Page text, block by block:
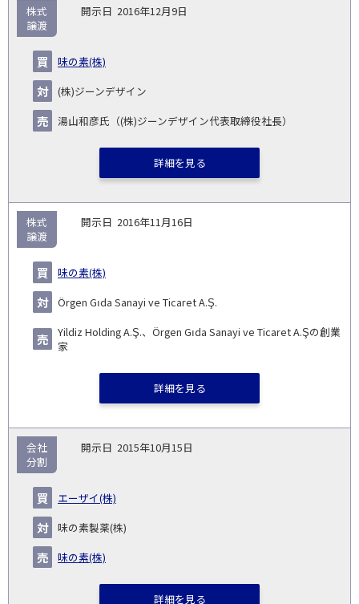
2016年12月9日
味の素(株)
(株)ジーンデザイン
湯山和彦氏（(株)ジーンデザイン代表取締役社長）
株式
譲渡
詳細を見る
2016年11月16日
味の素(株)
Örgen Gıda Sanayi ve Ticaret A.Ş.
Yildiz Holding A.Ş.、Örgen Gıda Sanayi ve Ticaret A.Şの創業
家
株式
譲渡
詳細を見る
2015年10月15日
エーザイ(株)
味の素製薬(株)
味の素(株)
会社
分割
詳細を見る